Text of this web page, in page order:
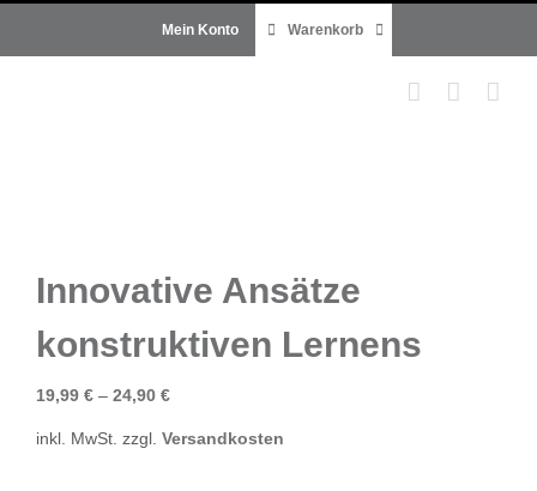
Mein Konto Warenkorb
Innovative Ansätze
konstruktiven Lernens
19,99 € – 24,90 €
inkl. MwSt. zzgl. Versandkosten